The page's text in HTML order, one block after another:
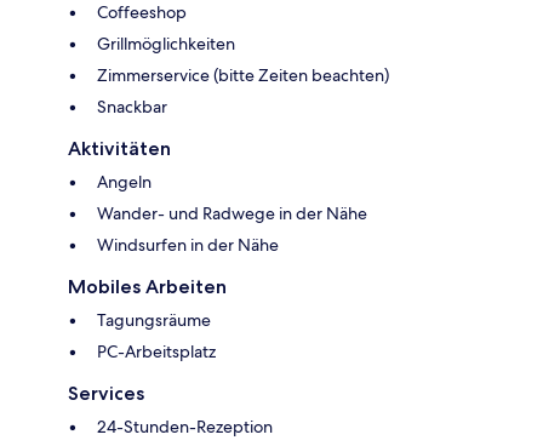
Coffeeshop
Grillmöglichkeiten
Zimmerservice (bitte Zeiten beachten)
Snackbar
Aktivitäten
Angeln
Wander- und Radwege in der Nähe
Windsurfen in der Nähe
Mobiles Arbeiten
Tagungsräume
PC-Arbeitsplatz
Services
24-Stunden-Rezeption